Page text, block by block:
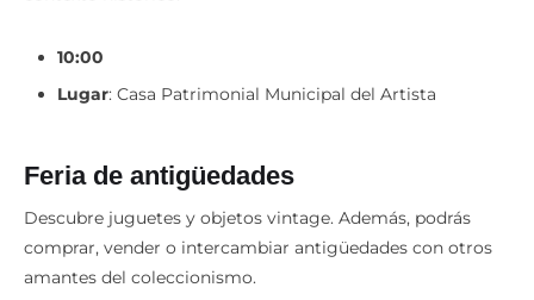
10:00
Lugar: Casa Patrimonial Municipal del Artista
Feria de antigüedades
Descubre juguetes y objetos vintage. Además, podrás
comprar, vender o intercambiar antigüedades con otros
amantes del coleccionismo.